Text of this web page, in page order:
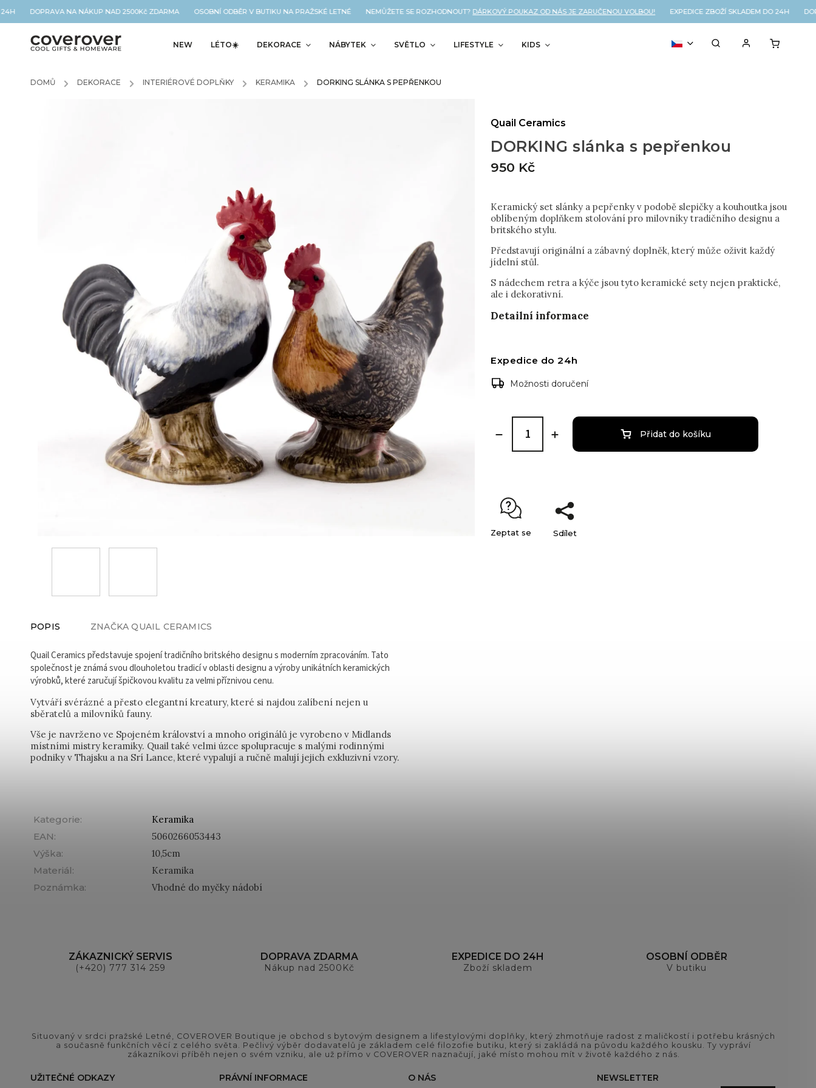
DOPRAVA NA NÁKUP NAD 2500Kč ZDARMA OSOBNÍ ODBĚR V BUTIKU NA PRAŽSKÉ LETNÉ NEMŮŽETE SE ROZHODNOUT?DÁRKOVÝ POUKAZ OD NÁS JE ZARUČENOU VOLBOU! EXPEDICE ZBOŽÍ SKLADEM DO 24H
NEW LÉTO☀️ DEKORACE NÁBYTEK SVĚTLO LIFESTYLE KIDS
DOMŮ / DEKORACE / INTERIÉROVÉ DOPLŇKY / KERAMIKA / DORKING SLÁNKA S PEPŘENKOU
DORKING slánka s pepřenkou
950 Kč
Keramický set slánky a pepřenky v podobě slepičky a kouhoutka jsou
oblíbeným doplňkem stolování pro milovníky tradičního designu a
britského stylu.
Představují originální a zábavný doplněk, který může oživit každý
jídelní stůl.
S nádechem retra a kýče jsou tyto keramické sety nejen praktické,
ale i dekorativní.
Detailní informace
Quail Ceramics
Expedice do 24h
Možnosti doručení
Přidat do košíku
Zeptat se Sdílet
POPIS ZNAČKA QUAIL CERAMICS
Quail Ceramics představuje spojení tradičního britského designu s moderním zpracováním. Tato
společnost je známá svou dlouholetou tradicí v oblasti designu a výroby unikátních keramických
výrobků, které zaručují špičkovou kvalitu za velmi příznivou cenu.
Vytváří svérázné a přesto elegantní kreatury, které si najdou zalíbení nejen u
sběratelů a milovníků fauny.
Vše je navrženo ve Spojeném království a mnoho originálů je vyrobeno v Midlands
místními mistry keramiky. Quail také velmi úzce spolupracuje s malými rodinnými
podniky v Thajsku a na Srí Lance, které vypalují a ručně malují jejich exkluzivní vzory.
Kategorie:
Keramika
EAN:
5060266053443
Výška:
10,5cm
Materiál:
Keramika
Poznámka: Vhodné do myčky nádobí
ZÁKAZNICKÝ SERVIS
(+420) 777 314 259
DOPRAVA ZDARMA
Nákup nad 2500Kč
EXPEDICE DO 24H
Zboží skladem
OSOBNÍ ODBĚR
V butiku
Situovaný v srdci pražské Letné, COVEROVER Boutique je obchod s bytovým designem a lifestylovými doplňky, který zhmotňuje radost z maličkostí i potřebu krásných
a současně funkčních věcí z celého světa. Pečlivý výběr dodavatelů je základem celé filozofie butiku, který si zakládá na původu každého kousku. Ty vypráví
zákazníkovi příběh nejen o svém vzniku, ale už přímo v COVEROVER naznačují, jaké místo mohou mít v životě každého z nás.
UŽITEČNÉ ODKAZY PRÁVNÍ INFORMACE O NÁS NEWSLETTER